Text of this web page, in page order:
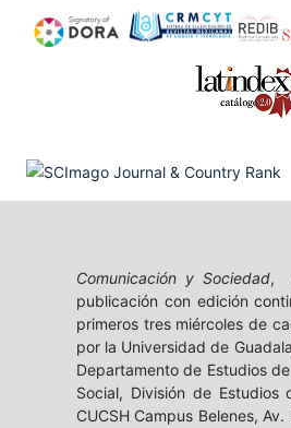
Comunicación y Sociedad,
publicación con edición
primeros tres miércoles de
por la Universidad de
Departamento de Estudios
Social, División de Estudios
CUCSH Campus Belenes,